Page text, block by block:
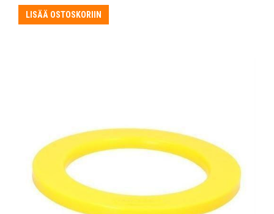
LISÄÄ OSTOSKORIIN